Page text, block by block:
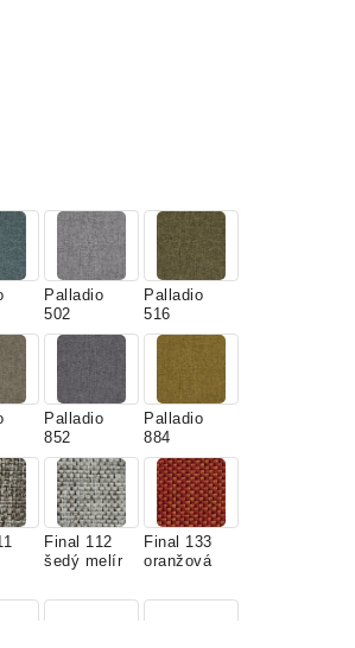
Palladio
502
Palladio
516
Palladio
852
Palladio
884
Final 112
šedý melír
Final 133
oranžová